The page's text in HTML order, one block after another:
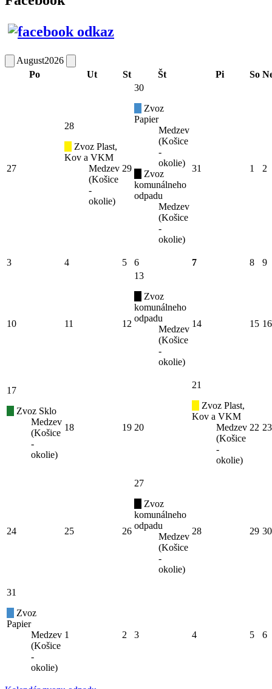
August2026
Po
Ut St Št Pi So
27
28
Zvoz Plast,
Kov a VKM
Medzev
(Košice
-
okolie)
29
30
Zvoz
Papier
Medzev
(Košice
-
okolie)
Zvoz
komunálneho
odpadu
Medzev
(Košice
-
okolie)
31 1 2
3 4 5 6 7 8 9
10 11 12
13
Zvoz
komunálneho
odpadu
Medzev
(Košice
-
okolie)
14 15 16
17
Zvoz Sklo
Medzev
(Košice
-
okolie)
18 19 20
21
Zvoz Plast,
Kov a VKM
Medzev
(Košice
-
okolie)
22 23
24 25 26
27
Zvoz
komunálneho
odpadu
Medzev
(Košice
-
okolie)
28 29 30
31
Zvoz
Papier
Medzev
(Košice
-
okolie)
1 2 3 4 5 6